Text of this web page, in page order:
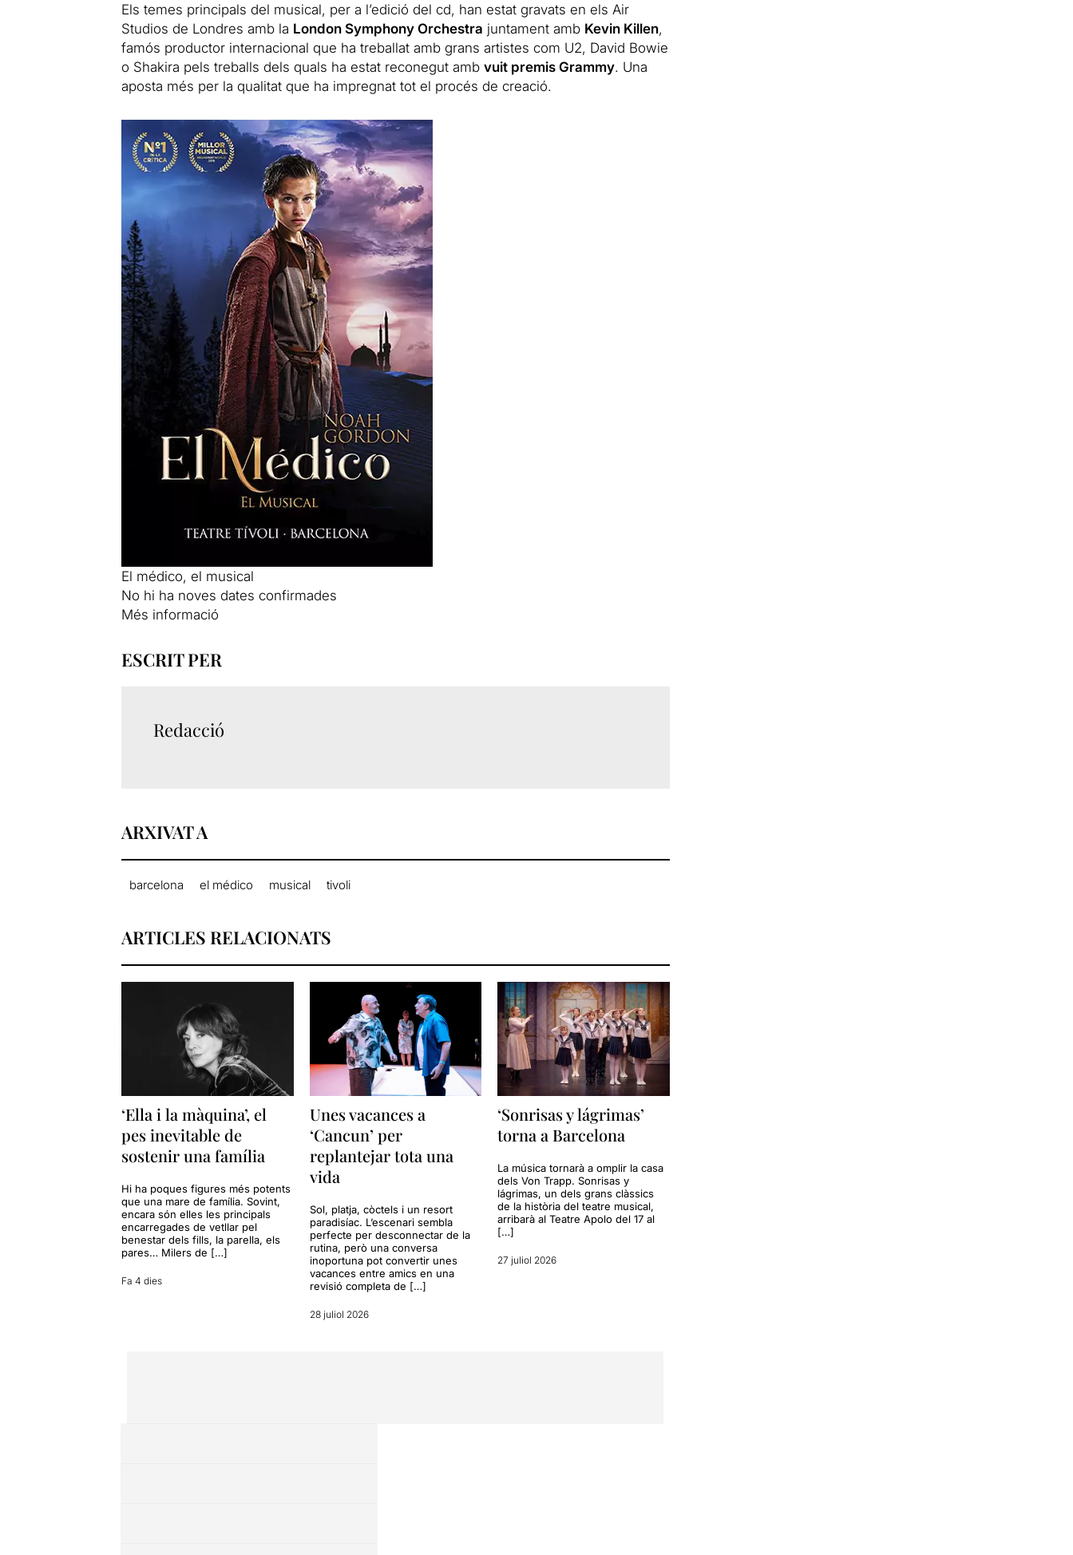
Els temes principals del musical, per a l’edició del cd, han estat gravats en els Air
Studios de Londres amb la London Symphony Orchestra juntament amb Kevin Killen,
famós productor internacional que ha treballat amb grans artistes com U2, David Bowie
o Shakira pels treballs dels quals ha estat reconegut amb vuit premis Grammy. Una
aposta més per la qualitat que ha impregnat tot el procés de creació.
El médico, el musical
No hi ha noves dates confirmades
Més informació
ESCRIT PER
Redacció
ARXIVAT A
barcelona el médico musical tivoli
ARTICLES RELACIONATS
‘Ella i la màquina’, el
pes inevitable de
sostenir una família
Hi ha poques figures més potents
que una mare de família. Sovint,
encara són elles les principals
encarregades de vetllar pel
benestar dels fills, la parella, els
pares… Milers de […]
Fa 4 dies
Unes vacances a
‘Cancun’ per
replantejar tota una
vida
Sol, platja, còctels i un resort
paradisíac. L’escenari sembla
perfecte per desconnectar de la
rutina, però una conversa
inoportuna pot convertir unes
vacances entre amics en una
revisió completa de […]
28 juliol 2026
‘Sonrisas y lágrimas’
torna a Barcelona
La música tornarà a omplir la casa
dels Von Trapp. Sonrisas y
lágrimas, un dels grans clàssics
de la història del teatre musical,
arribarà al Teatre Apolo del 17 al
[…]
27 juliol 2026